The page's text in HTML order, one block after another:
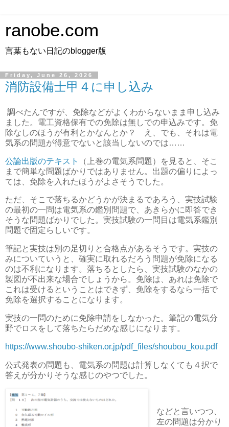
ranobe.com
言葉もない日記のblogger版
Friday, June 26, 2026
消防設備士甲４に申し込み
調べたんですが、免除などがよくわからないまま申し込み
ました。電工資格保有での免除は無しでの申込みです。免
除なしのほうが有利とかなんとか？ え、でも、それは電
気系の問題が得意でないと該当しないのでは……
公論出版のテキスト
（上巻の電気系問題）を見ると、そこ
まで簡単な問題ばかりではありません。出題の偏りによっ
ては、免除を入れたほうがよさそうでした。
ただ、そこで落ちるかどうかが決まるであろう、実技試験
の最初の一問は電気系の鑑別問題で、あきらかに即答でき
そうな問題ばかりでした。実技試験の一問目は電気系鑑別
問題で固定らしいです。
筆記と実技は別の足切りと合格点があるそうです。実技の
みについていうと、確実に取れるだろう問題が免除になる
のは不利になります。落ちるとしたら、実技試験のなかの
製図が不出来な場合でしょうから。免除は、あれは免除で
これは受けるということはできず、免除をするなら一括で
免除を選択することになります。
実技の一問のために免除申請をしなかった。筆記の電気分
野でロスをして落ちたらだめな感じになります。
https://www.shoubo-shiken.or.jp/pdf_files/shoubou_kou.pdf
公式発表の問題も、電気系の問題は計算しなくても４択で
答えが分かりそうな感じのやつでした。
などと言いつつ、
左の問題は分かり